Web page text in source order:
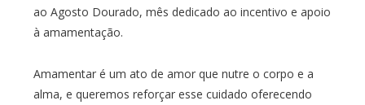
ao Agosto Dourado, mês dedicado ao incentivo e apoio
à amamentação.
Amamentar é um ato de amor que nutre o corpo e a
alma, e queremos reforçar esse cuidado oferecendo